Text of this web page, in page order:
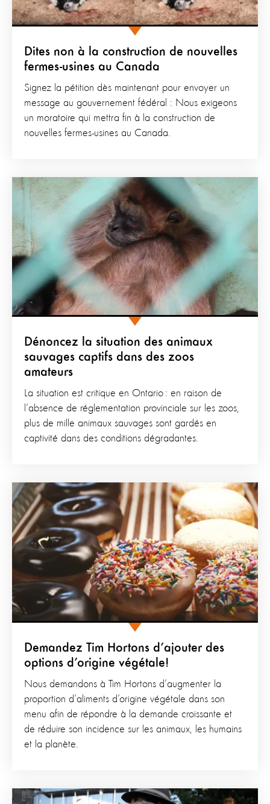
Dites non à la construction de nouvelles
fermes-usines au Canada
Signez la pétition dès maintenant pour envoyer un
message au gouvernement fédéral : Nous exigeons
un moratoire qui mettra fin à la construction de
nouvelles fermes-usines au Canada.
Dénoncez la situation des animaux
sauvages captifs dans des zoos
amateurs
La situation est critique en Ontario : en raison de
l’absence de réglementation provinciale sur les zoos,
plus de mille animaux sauvages sont gardés en
captivité dans des conditions dégradantes.
Demandez Tim Hortons d’ajouter des
options d’origine végétale!
Nous demandons à Tim Hortons d’augmenter la
proportion d’aliments d’origine végétale dans son
menu afin de répondre à la demande croissante et
de réduire son incidence sur les animaux, les humains
et la planète.